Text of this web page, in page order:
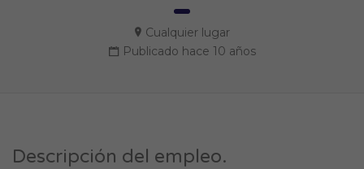
Cualquier lugar
Publicado hace 10 años
Descripción del empleo.